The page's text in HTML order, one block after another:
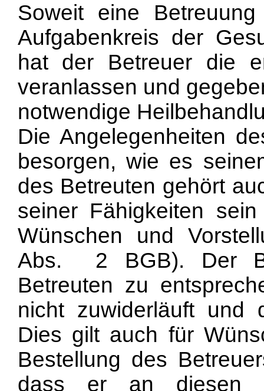
Soweit eine
Aufgabenkreis der
hat der Betreuer die
veranlassen und
notwendige
Die Angelegenheiten
besorgen, wie es
des Betreuten gehört
seiner Fähigkeiten
Wünschen und
Abs. 2 BGB). Der
Betreuten zu
nicht zuwiderläuft und
Dies gilt auch für
Bestellung des
dass er an diesen